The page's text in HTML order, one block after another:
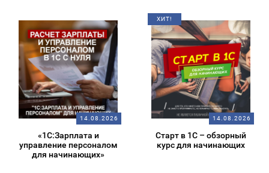
14.08.2026
«1С:Зарплата и
управление персоналом
для начинающих»
ХИТ!
14.08.2026
Старт в 1С – обзорный
курс для начинающих